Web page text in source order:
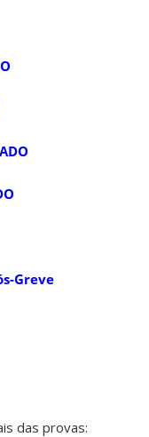
Greve
das provas: